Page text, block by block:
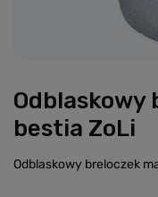
Odblaskowy
bestia ZoLi
Odblaskowy breloczek